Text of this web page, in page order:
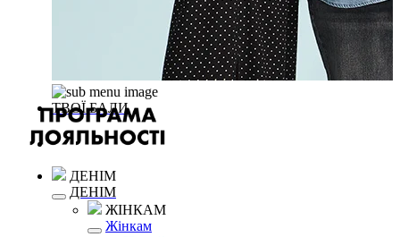
ТВОЇ БАЛИ
ДЕНІМ
ДЕНІМ
ЖІНКАМ
Жінкам